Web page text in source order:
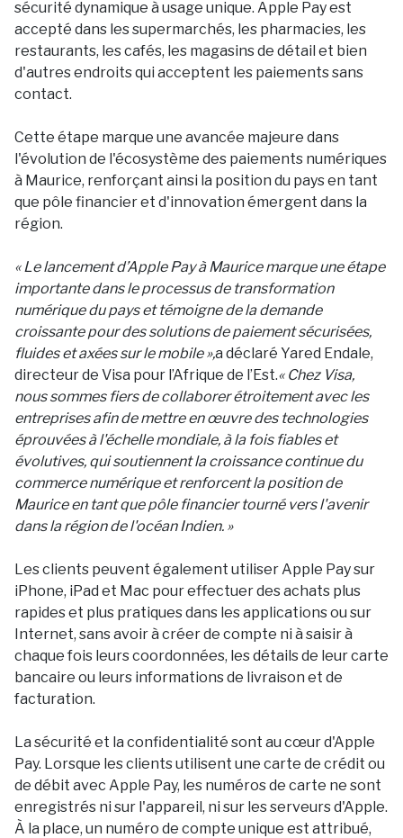
sécurité dynamique à usage unique. Apple Pay est
accepté dans les supermarchés, les pharmacies, les
restaurants, les cafés, les magasins de détail et bien
d'autres endroits qui acceptent les paiements sans
contact.
Cette étape marque une avancée majeure dans
l'évolution de l'écosystème des paiements numériques
à Maurice, renforçant ainsi la position du pays en tant
que pôle financier et d'innovation émergent dans la
région.
« Le lancement d’Apple Pay à Maurice marque une étape
importante dans le processus de transformation
numérique du pays et témoigne de la demande
croissante pour des solutions de paiement sécurisées,
fluides et axées sur le mobile »,a déclaré Yared Endale,
directeur de Visa pour l’Afrique de l’Est.« Chez Visa,
nous sommes fiers de collaborer étroitement avec les
entreprises afin de mettre en œuvre des technologies
éprouvées à l'échelle mondiale, à la fois fiables et
évolutives, qui soutiennent la croissance continue du
commerce numérique et renforcent la position de
Maurice en tant que pôle financier tourné vers l'avenir
dans la région de l'océan Indien. »
Les clients peuvent également utiliser Apple Pay sur
iPhone, iPad et Mac pour effectuer des achats plus
rapides et plus pratiques dans les applications ou sur
Internet, sans avoir à créer de compte ni à saisir à
chaque fois leurs coordonnées, les détails de leur carte
bancaire ou leurs informations de livraison et de
facturation.
La sécurité et la confidentialité sont au cœur d'Apple
Pay. Lorsque les clients utilisent une carte de crédit ou
de débit avec Apple Pay, les numéros de carte ne sont
enregistrés ni sur l'appareil, ni sur les serveurs d'Apple.
À la place, un numéro de compte unique est attribué,